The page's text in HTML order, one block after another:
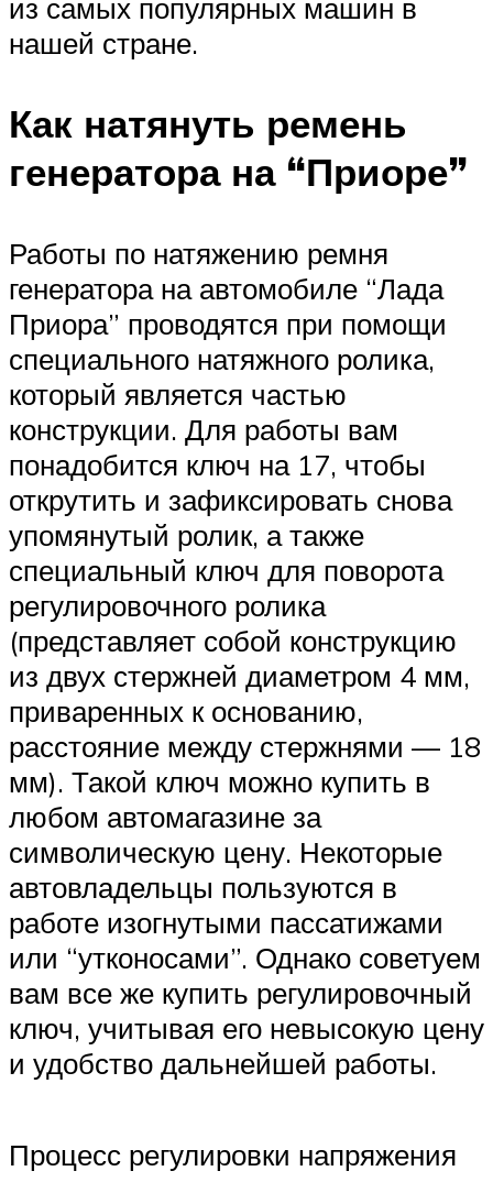
из самых популярных машин в
нашей стране.
Как натянуть ремень
генератора на “Приоре”
Работы по натяжению ремня
генератора на автомобиле “Лада
Приора” проводятся при помощи
специального натяжного ролика,
который является частью
конструкции. Для работы вам
понадобится ключ на 17, чтобы
открутить и зафиксировать снова
упомянутый ролик, а также
специальный ключ для поворота
регулировочного ролика
(представляет собой конструкцию
из двух стержней диаметром 4 мм,
приваренных к основанию,
расстояние между стержнями — 18
мм). Такой ключ можно купить в
любом автомагазине за
символическую цену. Некоторые
автовладельцы пользуются в
работе изогнутыми пассатижами
или “утконосами”. Однако советуем
вам все же купить регулировочный
ключ, учитывая его невысокую цену
и удобство дальнейшей работы.
Процесс регулировки напряжения